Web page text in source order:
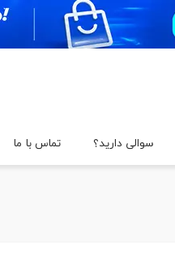
سوالی دارید؟ تماس با ما